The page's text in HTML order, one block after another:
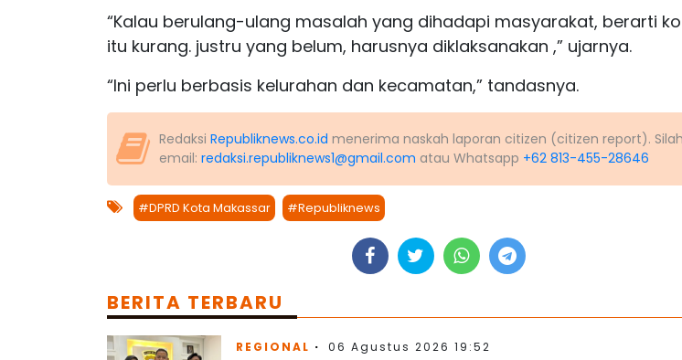
“Kalau berulang-ulang masalah yang dihadapi masyarakat, berarti
itu kurang. justru yang belum, harusnya diklaksanakan ,” ujarnya.
“Ini perlu berbasis kelurahan dan kecamatan,” tandasnya.
Redaksi Republiknews.co.id menerima naskah laporan citizen (citizen report).
email: redaksi.republiknews1@gmail.com atau Whatsapp +62 813-455-28646
#DPRD Kota Makassar #Republiknews
BERITA TERBARU
REGIONAL 06 Agustus 2026 19:52